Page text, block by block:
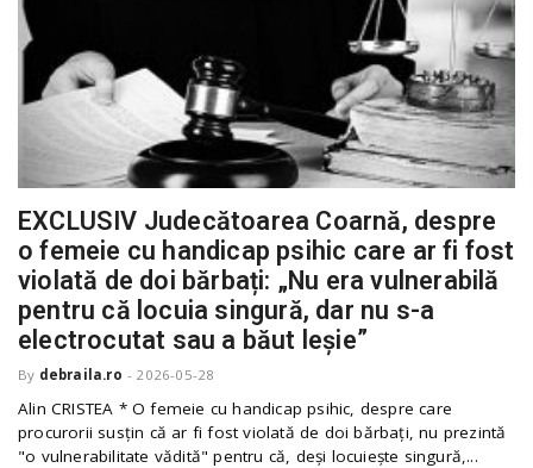
EXCLUSIV Judecătoarea Coarnă, despre
o femeie cu handicap psihic care ar fi fost
violată de doi bărbați: „Nu era vulnerabilă
pentru că locuia singură, dar nu s-a
electrocutat sau a băut leșie”
By debraila.ro - 2026-05-28
Alin CRISTEA * O femeie cu handicap psihic, despre care
procurorii susțin că ar fi fost violată de doi bărbați, nu prezintă
"o vulnerabilitate vădită" pentru că, deși locuiește singură,...